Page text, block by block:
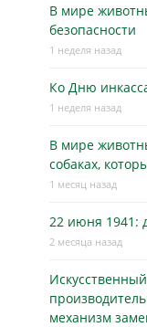
В мире
безопасности
1 неделя назад
Ко Дню
1 неделя назад
В мире
собаках,
1 месяц назад
22 июня 1941:
2 месяца назад
механизм